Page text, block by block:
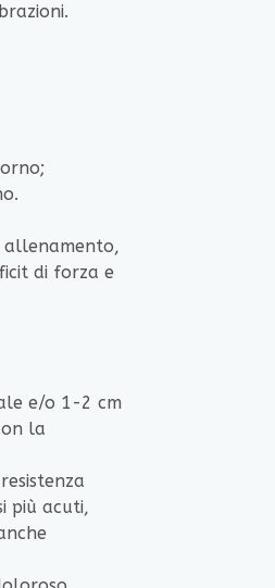
di forza e
e/o 1-2 cm
la
più acuti,